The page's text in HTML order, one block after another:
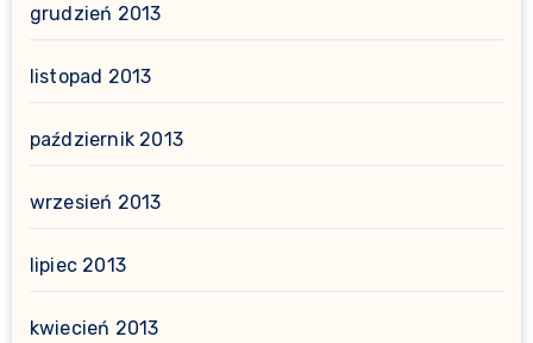
grudzień 2013
listopad 2013
październik 2013
wrzesień 2013
lipiec 2013
kwiecień 2013